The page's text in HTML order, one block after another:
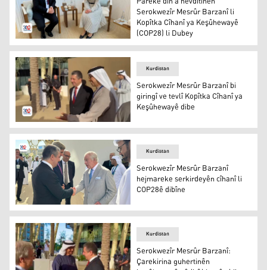
Pareke din a hevdîtinên Serokwezîr Mesrûr Barzanî li
Serokwezîr Mesrûr Barzanî li
Kopîtka Cîhanî ya Keşûhewayê
(COP28) li Dubey
Serokwezîr Mesrûr Barzanî bi giringî ve tevlî Kopîtka
Kurdistan
Serokwezîr Mesrûr Barzanî bi
giringî ve tevlî Kopîtka Cîhanî ya
Keşûhewayê dibe
Serokwezîr Mesrûr Barzanî hejmareke serkirdeyên
Kurdistan
Serokwezîr Mesrûr Barzanî
hejmareke serkirdeyên cîhanî li
COP28ê dibîne
Kurdistan
Serokwezîr Mesrûr Barzanî:
Çarekirina guhertinên